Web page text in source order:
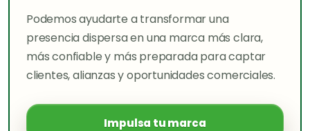
Podemos ayudarte a transformar una
presencia dispersa en una marca más clara,
más confiable y más preparada para captar
clientes, alianzas y oportunidades comerciales.
Impulsa tu marca